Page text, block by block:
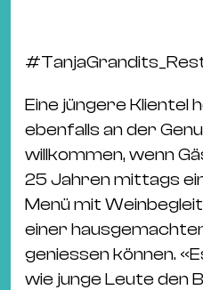
#
Eine jüngere Klientel
ebenfalls an der
willkommen, wenn
25 Jahren mittags
Menü mit
einer
geniessen können.
wie junge Leute den